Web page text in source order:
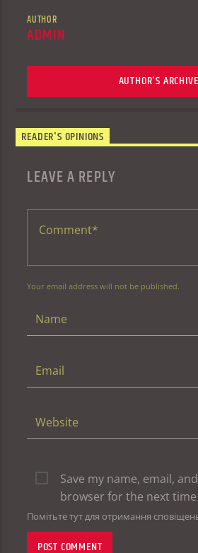
AUTHOR
ADMIN
AUTHOR'S ARCHIVE
READER'S OPINIONS
LEAVE A REPLY
Your email address will not be published.
Save my name, email,
browser for the next
Помітьте тут для отримання